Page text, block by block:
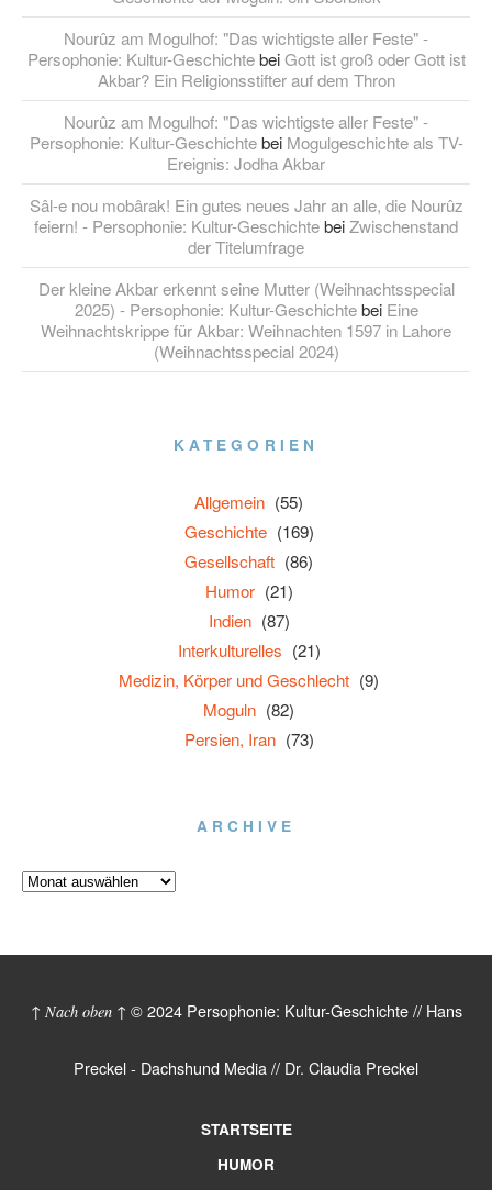
Nourûz am Mogulhof: "Das wichtigste aller Feste" -
Persophonie: Kultur-GeschichtebeiGott ist groß oder Gott ist
Akbar? Ein Religionsstifter auf dem Thron
Nourûz am Mogulhof: "Das wichtigste aller Feste" -
Persophonie: Kultur-Geschichtebei Mogulgeschichte als TV-
Ereignis: Jodha Akbar
Sâl-e nou mobârak! Ein gutes neues Jahr an alle, die Nourûz
feiern! - Persophonie: Kultur-GeschichtebeiZwischenstand
der Titelumfrage
Der kleine Akbar erkennt seine Mutter (Weihnachtsspecial
2025) - Persophonie: Kultur-Geschichtebei Eine
Weihnachtskrippe für Akbar: Weihnachten 1597 in Lahore
(Weihnachtsspecial 2024)
KATEGORIEN
Allgemein (55)
Geschichte (169)
Gesellschaft (86)
Humor (21)
Indien (87)
Interkulturelles (21)
Medizin, Körper und Geschlecht (9)
Moguln (82)
Persien, Iran (73)
ARCHIVE
↑ Nach oben ↑ © 2024 Persophonie: Kultur-Geschichte // Hans
Preckel - Dachshund Media // Dr. Claudia Preckel
STARTSEITE
HUMOR